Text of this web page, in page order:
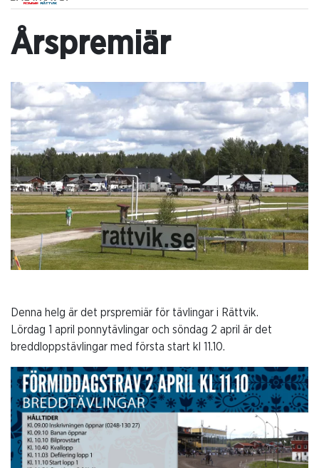
Årspremiär
Denna helg är det prspremiär för tävlingar i Rättvik.
Lördag 1 april ponnytävlingar och söndag 2 april är det
breddloppstävlingar med första start kl 11.10.